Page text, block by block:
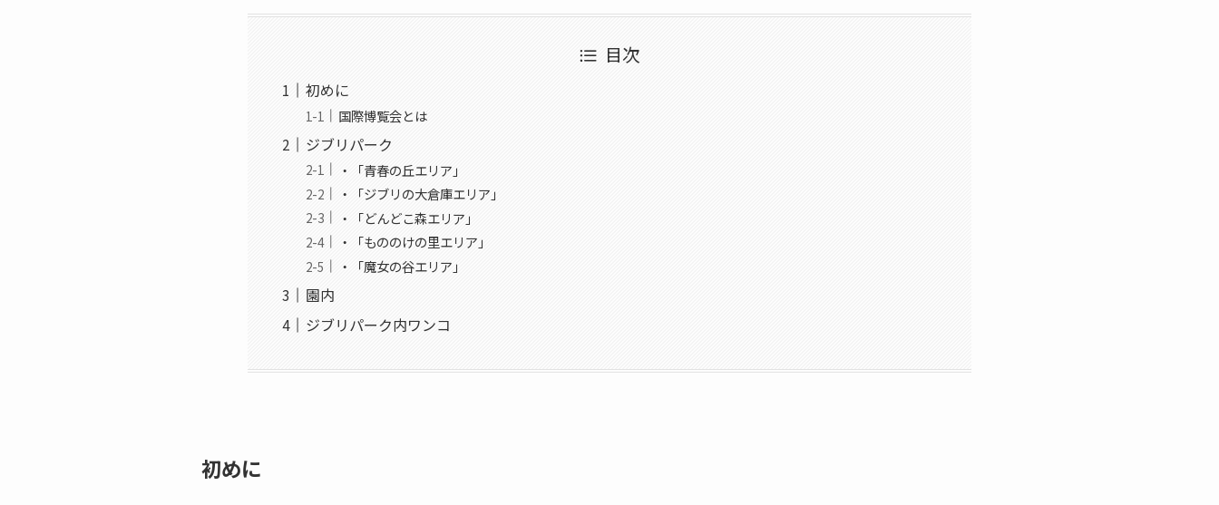
目次
初めに
国際博覧会とは
ジブリパーク
・「青春の丘エリア」
・「ジブリの大倉庫エリア」
・「どんどこ森エリア」
・「もののけの里エリア」
・「魔女の谷エリア」
園内
ジブリパーク内ワンコ
初めに